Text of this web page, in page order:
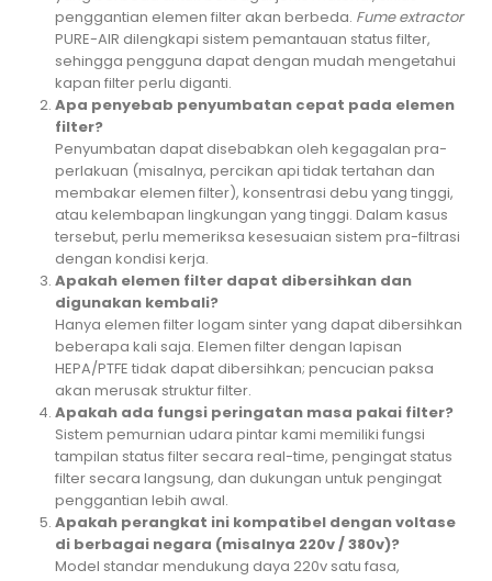
penggantian elemen filter akan berbeda. Fume extractor
PURE-AIR dilengkapi sistem pemantauan status filter,
sehingga pengguna dapat dengan mudah mengetahui
kapan filter perlu diganti.
Apa penyebab penyumbatan cepat pada elemen
filter?
Penyumbatan dapat disebabkan oleh kegagalan pra-
perlakuan (misalnya, percikan api tidak tertahan dan
membakar elemen filter), konsentrasi debu yang tinggi,
atau kelembapan lingkungan yang tinggi. Dalam kasus
tersebut, perlu memeriksa kesesuaian sistem pra-filtrasi
dengan kondisi kerja.
Apakah elemen filter dapat dibersihkan dan
digunakan kembali?
Hanya elemen filter logam sinter yang dapat dibersihkan
beberapa kali saja. Elemen filter dengan lapisan
HEPA/PTFE tidak dapat dibersihkan; pencucian paksa
akan merusak struktur filter.
Apakah ada fungsi peringatan masa pakai filter?
Sistem pemurnian udara pintar kami memiliki fungsi
tampilan status filter secara real-time, pengingat status
filter secara langsung, dan dukungan untuk pengingat
penggantian lebih awal.
Apakah perangkat ini kompatibel dengan voltase
di berbagai negara (misalnya 220v / 380v)?
Model standar mendukung daya 220v satu fasa,